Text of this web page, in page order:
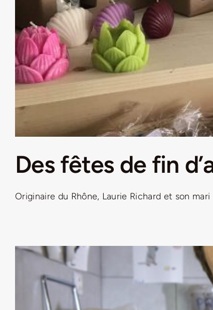
Des fêtes de fin
Originaire du Rhône, Laurie Richard et son mari